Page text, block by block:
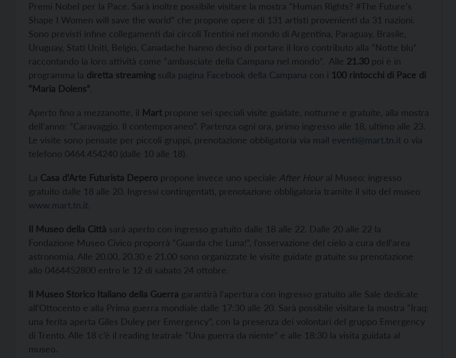
Premi Nobel per la Pace. Sarà inoltre possibile visitare la mostra “Human Rights? #The Future’s
Shape I Women will save the world” che propone opere di 131 artisti provenienti da 31 nazioni.
Sono previsti infine collegamenti dai circoli Trentini nel mondo di Argentina, Paraguay, Brasile,
Uruguay, Stati Uniti, Belgio, Canadache hanno deciso di portare il loro contributo alla “Notte blu”
raccontando la loro attività come “ambasciate della Campana nel mondo”. Alle 21.30 poi è in
programma la diretta streaming sulla pagina Facebook della Campana con i 100 rintocchi di Pace di
“Maria Dolens”.
Aperto fino a mezzanotte, il Martpropone sei speciali visite guidate, notturne e gratuite, alla mostra
dell’anno: “Caravaggio. Il contemporaneo”. Partenza ogni ora, primo ingresso alle 18, ultimo alle 23.
Le visite sono pensate per piccoli gruppi, prenotazione obbligatoria via mail eventi@mart.tn.it o via
telefono 0464.454240 (dalle 10 alle 18).
La Casa d’Arte Futurista Depero propone invece uno speciale After Houral Museo: ingresso
gratuito dalle 18 alle 20. Ingressi contingentati, prenotazione obbligatoria tramite il sito del museo
www.mart.tn.it.
Il Museo della Città sarà aperto con ingresso gratuito dalle 18 alle 22. Dalle 20 alle 22 la
Fondazione Museo Civico proporrà “Guarda che Luna!”, l’osservazione del cielo a cura dell’area
astronomia. Alle 20.00, 20.30 e 21.00 sono organizzate le visite guidate gratuite su prenotazione
allo 0464452800 entro le 12 di sabato 24 ottobre.
Il Museo Storico Italiano della Guerra garantirà l’apertura con ingresso gratuito alle Sale dedicate
all’Ottocento e alla Prima guerra mondiale dalle 17:30 alle 20. Sarà possibile visitare la mostra “Iraq:
una ferita aperta Giles Duley per Emergency”, con la presenza dei volontari del gruppo Emergency
di Trento. Alle 18 c’è il reading teatrale “Una guerra da niente” e alle 18:30 la visita guidata al
museo.